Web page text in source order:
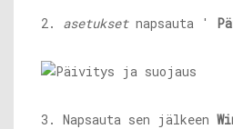
2. asetuksetnapsauta '
3. Napsauta sen jälkeen